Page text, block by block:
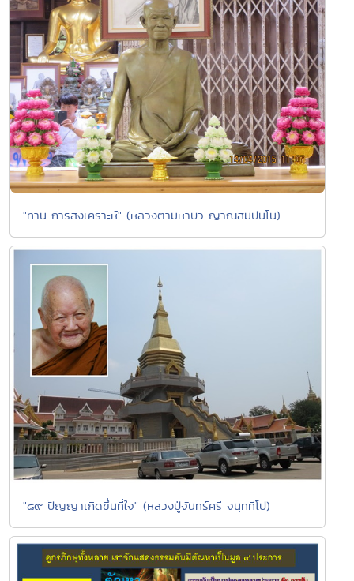
"ทาน การสงเคราะห์" (หลวงตามหาบัว ญาณสัมปันโน)
"๘๙ ปัญญาเกิดขึ้นที่ใจ" (หลวงปู่จันทร์ศรี จนฺททีโป)